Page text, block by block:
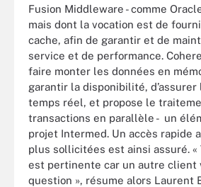
Fusion Middleware - comme
mais dont la vocation est de
cache, afin de garantir et de
service et de performance.
faire monter les données en
garantir la disponibilité, d’assurer
temps réel, et propose le
transactions en parallèle - un
projet Intermed. Un accès rapide
plus sollicitées est ainsi assuré.
est pertinente car un autre client
question », résume alors Laurent